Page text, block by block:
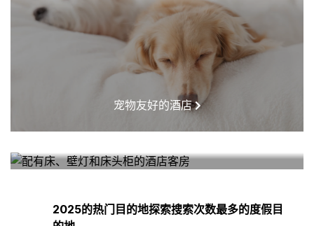
宠物友好的酒店
2025的热门目的地探索搜索次数最多的度假目